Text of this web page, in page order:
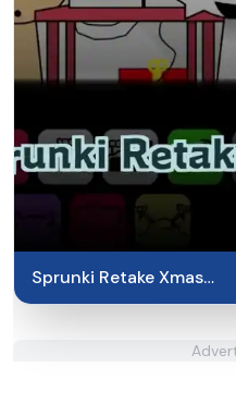
Sprunki Retake Xmas
Edition